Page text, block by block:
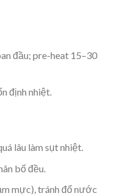
đầu; pre-heat 15–30
định nhiệt.
lâu làm sụt nhiệt.
bố đều.
mực), tránh đổ nước